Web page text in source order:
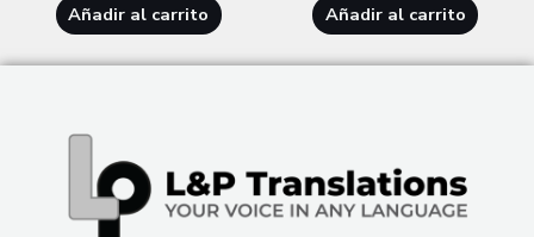
Añadir al carrito Añadir al carrito